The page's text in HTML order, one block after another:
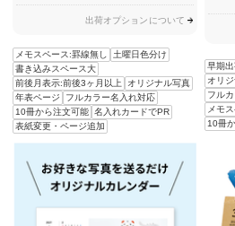
出荷オプションについて
メモスペース:罫線無し
土曜日色分け
書き込みスペース大
前後月表示:前後3ヶ月以上
オリジナル写真
年表ページ
フルカラー名入れ対応
10冊から注文可能 名入れカードでPR
表紙変更・ページ追加
早期
オリ
フル
メモ
10冊